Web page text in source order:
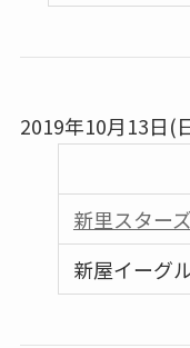
2019年10月13日(
新里スターズ
新屋イーグ